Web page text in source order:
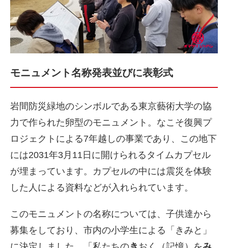
モニュメント名称発表並びに表彰式
岩間防災緑地のシンボルである東京藝術大学の協
力で作られた卵型のモニュメント。なこそ復興プ
ロジェクトによる7年越しの事業であり、この地下
には2031年3月11日に開けられるタイムカプセル
が埋まっています。カプセルの中には震災を体験
した人による資料などが入れられています。
このモニュメントの名称については、子供達から
募集をしており、市内の小学生による「きみと」